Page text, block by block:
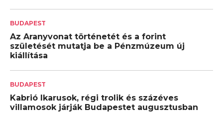
BUDAPEST
Az Aranyvonat történetét és a forint
születését mutatja be a Pénzmúzeum új
kiállítása
BUDAPEST
Kabrió Ikarusok, régi trolik és százéves
villamosok járják Budapestet augusztusban